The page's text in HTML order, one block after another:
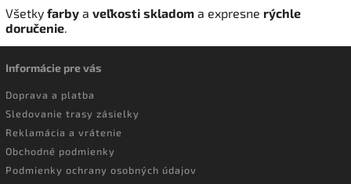
Všetky farby a veľkosti skladom a expresne rýchle
doručenie.
Informácie pre vás
Doprava a platba
Sledovanie trasy zásielky
Reklamácia a vrátenie
Obchodné podmienky
Podmienky ochrany osobných údajov